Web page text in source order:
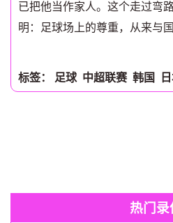
已把他当作家人。这个走过弯
明：足球场上的尊重，从来与国
标签： 足球 中超联赛 韩国
热门录